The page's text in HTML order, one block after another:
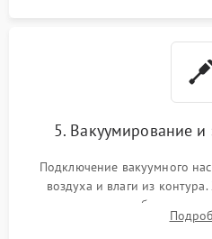
5. Вакуумирование
Подключение вакуумного
воздуха и влаги из
дозированным объемом
электронным весам. Контроль